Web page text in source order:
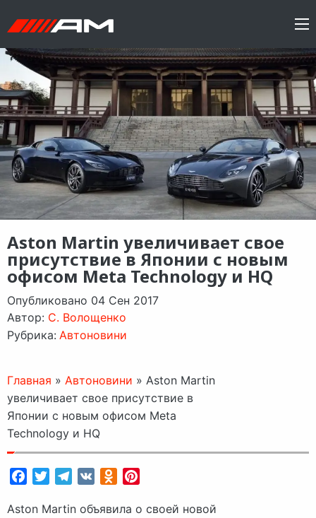
Aston Martin увеличивает свое
присутствие в Японии с новым
офисом Meta Technology и HQ
Опубликовано 04 Сен 2017
Автор: C. Волощенко
Рубрика: Автоновини
Главная » Автоновини » Aston Martin
увеличивает свое присутствие в
Японии с новым офисом Meta
Technology и HQ
FacebookTwitterTelegram
VK Odnoklassniki
Aston Martin объявила о своей новой